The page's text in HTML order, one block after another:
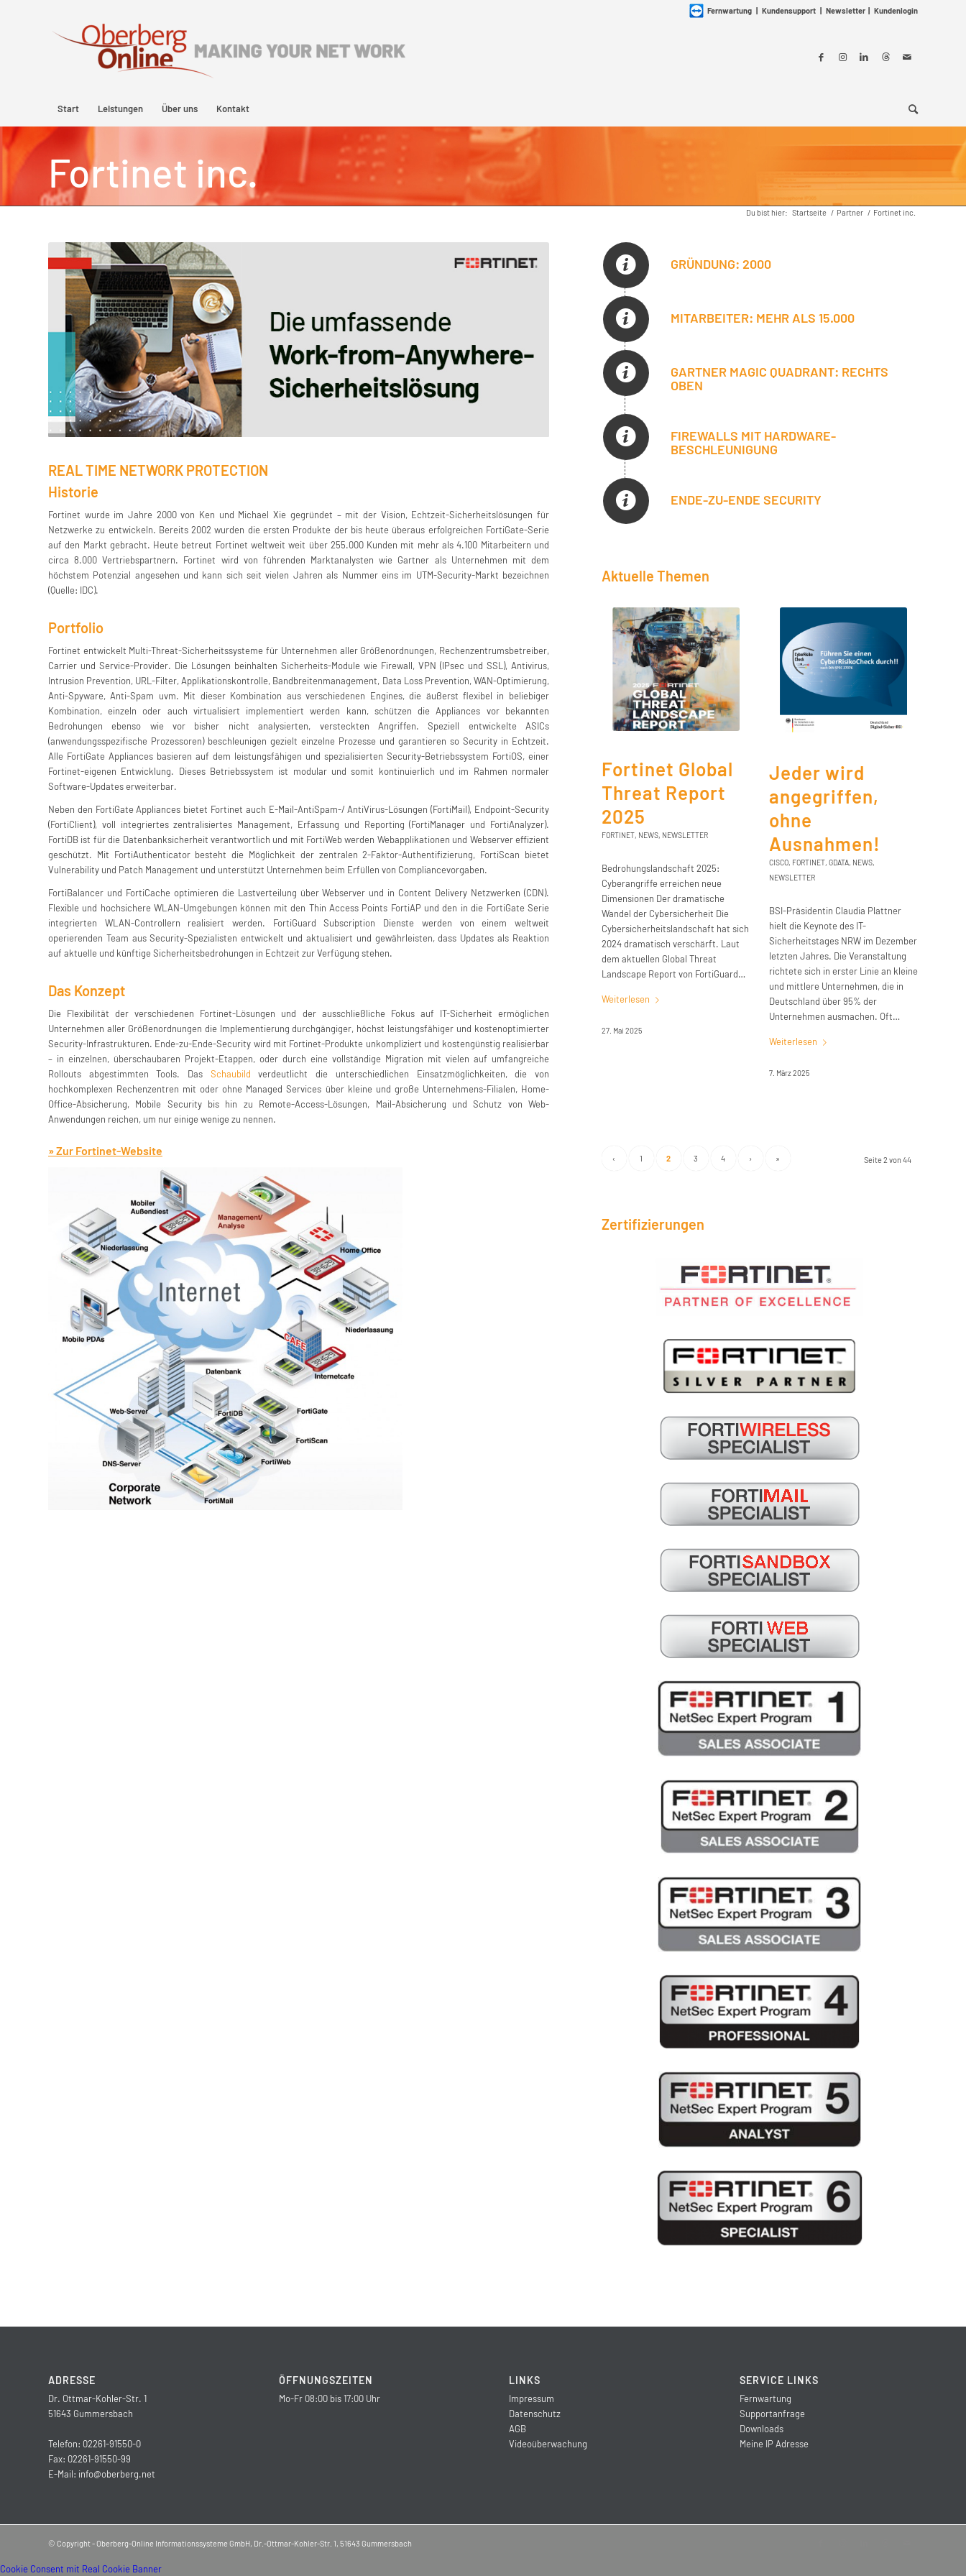
Fernwartung | Kundensupport | Newsletter | Kundenlogin
Start Leistungen Über uns Kontakt
Fortinet inc.
Du bist hier: Startseite / Partner / Fortinet inc.
REAL TIME NETWORK PROTECTION
Historie
Fortinet wurde im Jahre 2000 von Ken und Michael Xie gegründet – mit der Vision, Echtzeit-Sicherheitslösungen für
Netzwerke zu entwickeln. Bereits 2002 wurden die ersten Produkte der bis heute überaus erfolgreichen FortiGate-Serie
auf den Markt gebracht. Heute betreut Fortinet weltweit weit über 255.000 Kunden mit mehr als 4.100 Mitarbeitern und
circa 8.000 Vertriebspartnern. Fortinet wird von führenden Marktanalysten wie Gartner als Unternehmen mit dem
höchstem Potenzial angesehen und kann sich seit vielen Jahren als Nummer eins im UTM-Security-Markt bezeichnen
(Quelle: IDC).
Portfolio
Fortinet entwickelt Multi-Threat-Sicherheitssysteme für Unternehmen aller Größenordnungen, Rechenzentrumsbetreiber,
Carrier und Service-Provider. Die Lösungen beinhalten Sicherheits-Module wie Firewall, VPN (IPsec und SSL), Antivirus,
Intrusion Prevention, URL-Filter, Applikationskontrolle, Bandbreitenmanagement, Data Loss Prevention, WAN-Optimierung,
Anti-Spyware, Anti-Spam uvm. Mit dieser Kombination aus verschiedenen Engines, die äußerst flexibel in beliebiger
Kombination, einzeln oder auch virtualisiert implementiert werden kann, schützen die Appliances vor bekannten
Bedrohungen ebenso wie vor bisher nicht analysierten, versteckten Angriffen. Speziell entwickelte ASICs
(anwendungsspezifische Prozessoren) beschleunigen gezielt einzelne Prozesse und garantieren so Security in Echtzeit.
Alle FortiGate Appliances basieren auf dem leistungsfähigen und spezialisierten Security-Betriebssystem FortiOS, einer
Fortinet-eigenen Entwicklung. Dieses Betriebssystem ist modular und somit kontinuierlich und im Rahmen normaler
Software-Updates erweiterbar.
Neben den FortiGate Appliances bietet Fortinet auch E-Mail-AntiSpam-/ AntiVirus-Lösungen (FortiMail), Endpoint-Security
(FortiClient), voll integriertes zentralisiertes Management, Erfassung und Reporting (FortiManager und FortiAnalyzer).
FortiDB ist für die Datenbanksicherheit verantwortlich und mit FortiWeb werden Webapplikationen und Webserver effizient
geschützt. Mit FortiAuthenticator besteht die Möglichkeit der zentralen 2-Faktor-Authentifizierung, FortiScan bietet
Vulnerability und Patch Management und unterstützt Unternehmen beim Erfüllen von Compliancevorgaben.
FortiBalancer und FortiCache optimieren die Lastverteilung über Webserver und in Content Delivery Netzwerken (CDN).
Flexible und hochsichere WLAN-Umgebungen können mit den Thin Access Points FortiAP und den in die FortiGate Serie
integrierten WLAN-Controllern realisiert werden. FortiGuard Subscription Dienste werden von einem weltweit
operierenden Team aus Security-Spezialisten entwickelt und aktualisiert und gewährleisten, dass Updates als Reaktion
auf aktuelle und künftige Sicherheitsbedrohungen in Echtzeit zur Verfügung stehen.
Das Konzept
Die Flexibilität der verschiedenen Fortinet-Lösungen und der ausschließliche Fokus auf IT-Sicherheit ermöglichen
Unternehmen aller Größenordnungen die Implementierung durchgängiger, höchst leistungsfähiger und kostenoptimierter
Security-Infrastrukturen. Ende-zu-Ende-Security wird mit Fortinet-Produkte unkompliziert und kostengünstig realisierbar
– in einzelnen, überschaubaren Projekt-Etappen, oder durch eine vollständige Migration mit vielen auf umfangreiche
Rollouts abgestimmten Tools. Das Schaubild verdeutlicht die unterschiedlichen Einsatzmöglichkeiten, die von
hochkomplexen Rechenzentren mit oder ohne Managed Services über kleine und große Unternehmens-Filialen, Home-
Office-Absicherung, Mobile Security bis hin zu Remote-Access-Lösungen, Mail-Absicherung und Schutz von Web-
Anwendungen reichen, um nur einige wenige zu nennen.
» Zur Fortinet-Website
GRÜNDUNG: 2000
MITARBEITER: MEHR ALS 15.000
GARTNER MAGIC QUADRANT: RECHTS
OBEN
FIREWALLS MIT HARDWARE-
BESCHLEUNIGUNG
ENDE-ZU-ENDE SECURITY
Aktuelle Themen
Fortinet Global
Threat Report
2025
FORTINET, NEWS, NEWSLETTER
Bedrohungslandschaft 2025:
Cyberangriffe erreichen neue
Dimensionen Der dramatische
Wandel der Cybersicherheit Die
Cybersicherheitslandschaft hat sich
2024 dramatisch verschärft. Laut
dem aktuellen Global Threat
Landscape Report von FortiGuard…
Weiterlesen
27. Mai 2025
Jeder wird
angegriffen,
ohne
Ausnahmen!
CISCO, FORTINET, GDATA, NEWS,
NEWSLETTER
BSI-Präsidentin Claudia Plattner
hielt die Keynote des IT-
Sicherheitstages NRW im Dezember
letzten Jahres. Die Veranstaltung
richtete sich in erster Linie an kleine
und mittlere Unternehmen, die in
Deutschland über 95% der
Unternehmen ausmachen. Oft…
Weiterlesen
7. März 2025
Seite 2 von 44
‹ 1 2 3 4 › »
Zertifizierungen
ADRESSE
Dr. Ottmar-Kohler-Str. 1
51643 Gummersbach
Telefon: 02261-91550-0
Fax: 02261-91550-99
E-Mail: info@oberberg.net
ÖFFNUNGSZEITEN
Mo-Fr 08:00 bis 17:00 Uhr
LINKS
Impressum
Datenschutz
AGB
Videoüberwachung
SERVICE LINKS
Fernwartung
Supportanfrage
Downloads
Meine IP Adresse
© Copyright - Oberberg-Online Informationssysteme GmbH, Dr.-Ottmar-Kohler-Str. 1, 51643 Gummersbach
Cookie Consent mit Real Cookie Banner